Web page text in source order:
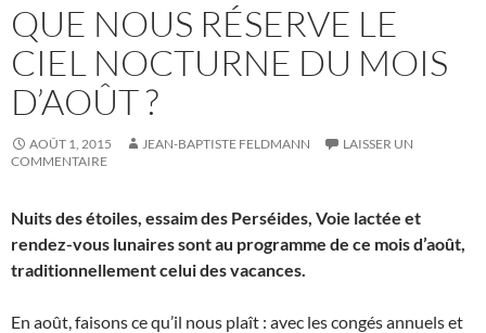
QUE NOUS RÉSERVE LE
CIEL NOCTURNE DU MOIS
D’AOÛT ?
AOÛT 1, 2015 JEAN-BAPTISTE FELDMANN
LAISSER UN
COMMENTAIRE
Nuits des étoiles, essaim des Perséides, Voie lactée et
rendez-vous lunaires sont au programme de ce mois d’août,
traditionnellement celui des vacances.
En août, faisons ce qu’il nous plaît : avec les congés annuels et